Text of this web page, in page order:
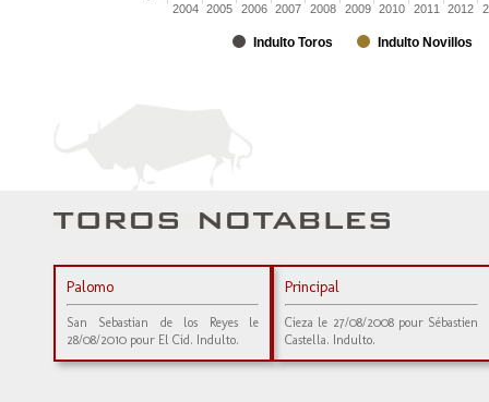
Indulto Toros Indulto Novillos
2004 2005 2006 2007 2008 2009 2010 2011 2012
Palomo
San Sebastian de los Reyes le
28/08/2010 pour El Cid. Indulto.
Principal
Cieza le 27/08/2008 pour Sébastien
Castella. Indulto.